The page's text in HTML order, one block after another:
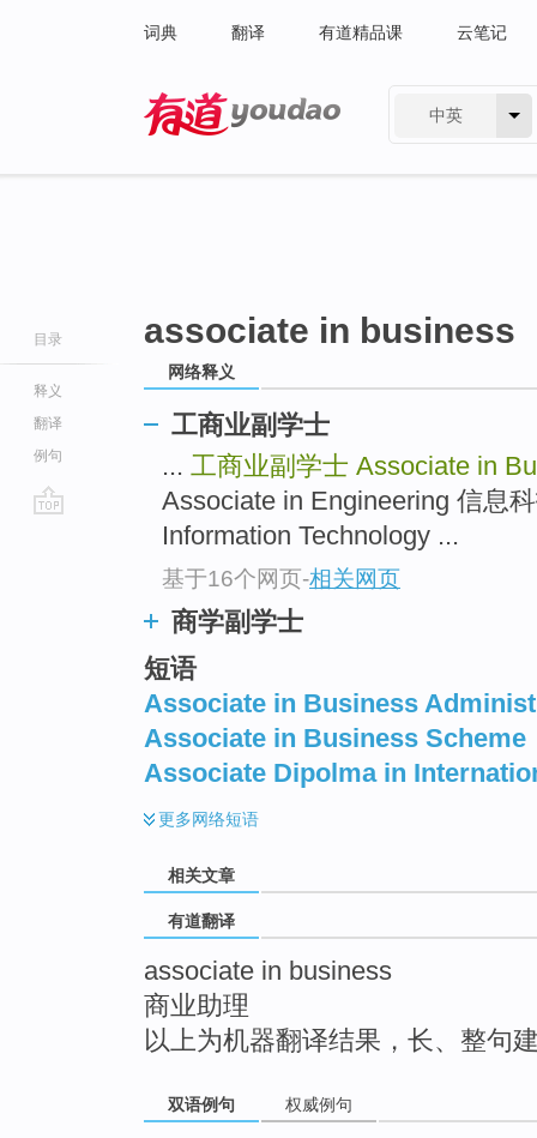
词典 翻译 有道精品课 云笔记
中英
目录
释义
翻译
例句
associate in business
网络释义
工商业副学士
... 工商业副学士 Associate in
Associate in Engineering 信息
Information Technology ...
基于16个网页-相关网页
商学副学士
短语
Associate in Business
Associate in Business Scheme
Associate Dipolma in
更多网络短语
相关文章
有道翻译
associate in business
商业助理
以上为机器翻译结果，长、整句
双语例句 权威例句